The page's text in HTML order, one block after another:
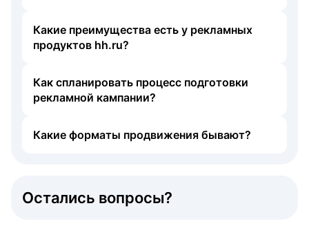
Какие преимущества есть у рекламных
продуктов hh.ru?
Как спланировать процесс подготовки
рекламной кампании?
Какие форматы продвижения бывают?
Остались вопросы?